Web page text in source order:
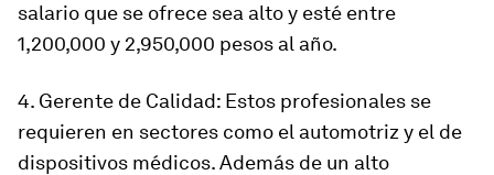
salario que se ofrece sea alto y esté entre
1,200,000 y 2,950,000 pesos al año.
4. Gerente de Calidad: Estos profesionales se
requieren en sectores como el automotriz y el de
dispositivos médicos. Además de un alto